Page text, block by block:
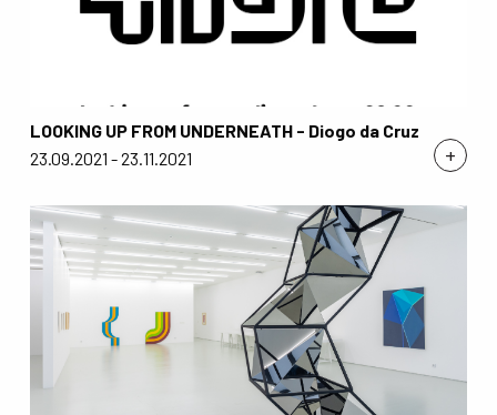
+
LOOKING UP FROM UNDERNEATH - Diogo da Cruz
23.09.2021 - 23.11.2021